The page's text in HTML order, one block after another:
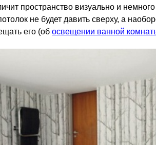
пространство визуально и
не будет давить сверху, а
его (об освещении ванной